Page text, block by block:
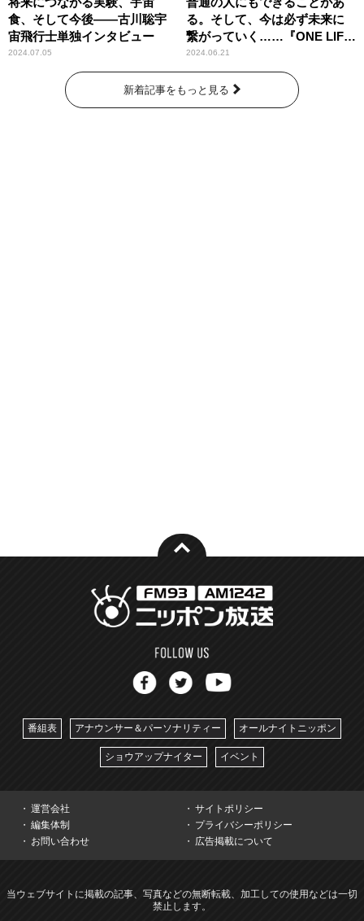
食、そして今後――古川聡宇
宙飛行士単独インタビュー
2024.07.05
る。そして、今は必ず未来に
繋がっていく……『ONE LIFE
奇跡が繋いだ6000の命』
2024.06.21
新着記事をもっと見る
番組表 アナウンサー＆パーソナリティー オールナイトニッポン
ショウアップナイター イベント
運営会社
サイトポリシー
編集体制
プライバシーポリシー
お問い合わせ
広告掲載について
当ウェブサイトに掲載の記事、写真などの無断転載、加工しての使用などは一切
禁止します。